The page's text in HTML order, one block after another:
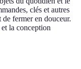
clés et autres
fermer en douceur.
la conception